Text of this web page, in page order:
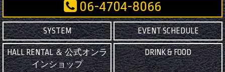
06-4704-8066
SYSTEM EVENT SCHEDULE
HALL RENTAL ＆ 公式オンラ
インショップ
DRINK & FOOD